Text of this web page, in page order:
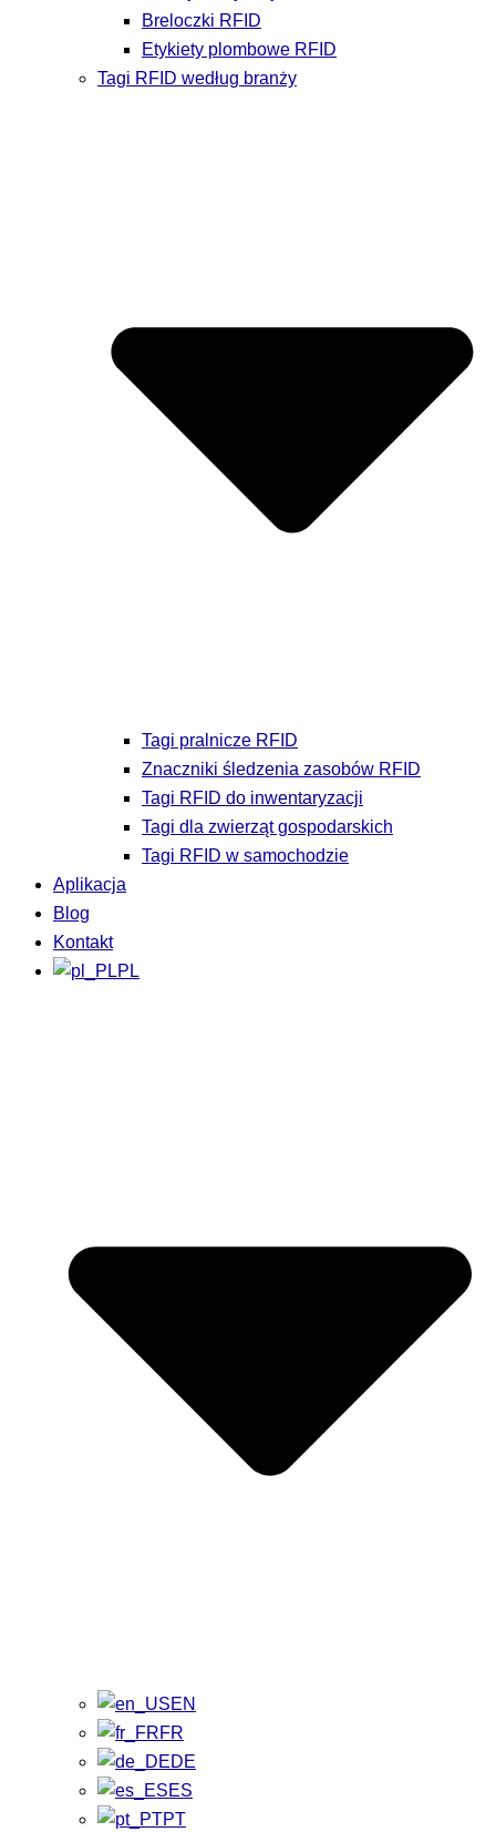
Breloczki RFID
Etykiety plombowe RFID
Tagi RFID według branży
Tagi pralnicze RFID
Znaczniki śledzenia zasobów RFID
Tagi RFID do inwentaryzacji
Tagi dla zwierząt gospodarskich
Tagi RFID w samochodzie
Aplikacja
Blog
Kontakt
PL
EN
FR
DE
ES
PT